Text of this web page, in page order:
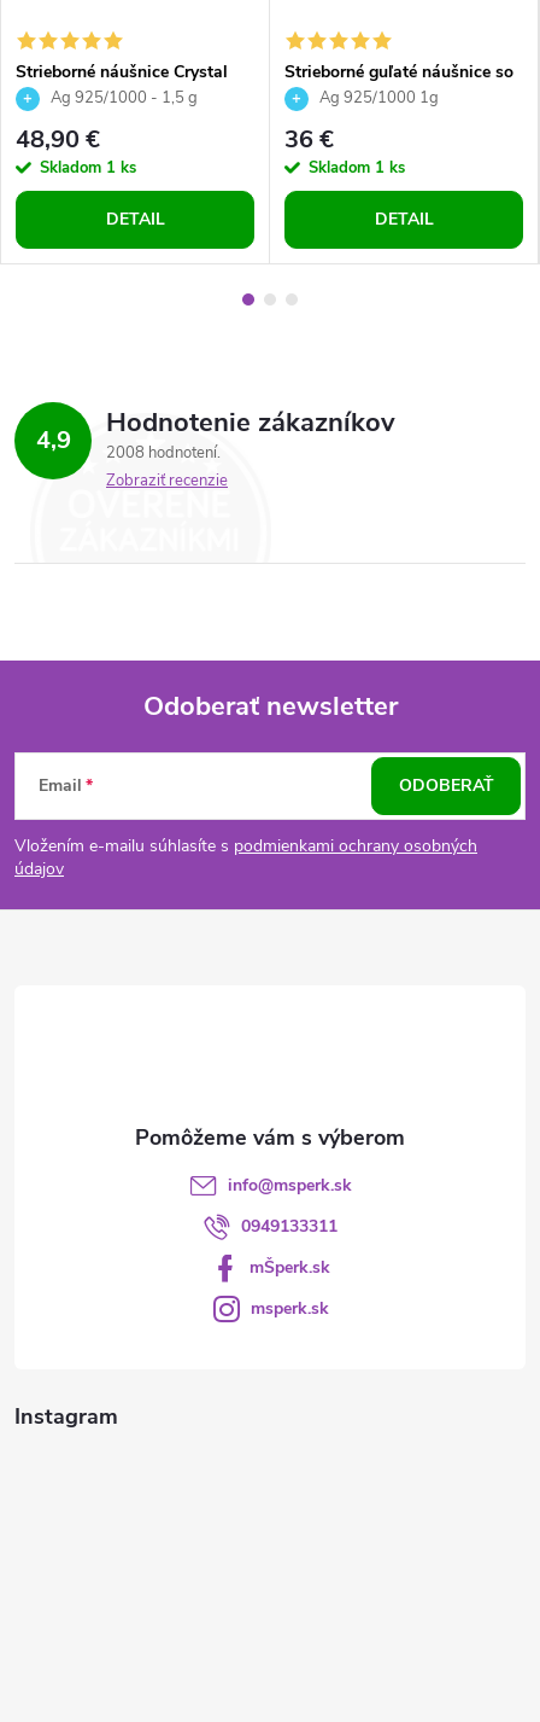
Strieborné náušnice Crystal
Light Chrome
Ag 925/1000 - 1,5 g
48,90 €
Skladom 1 ks
DETAIL
Strieborné guľaté náušnice so
Swarovski crystals - Magic
Ag 925/1000 1g
36 €
Skladom 1 ks
DETAIL
4,9 Hodnotenie zákazníkov
2008 hodnotení
Zobraziť recenzie
Z
á
p
Odoberať newsletter
Email
Vložením e-mailu súhlasíte s podmienkami ochrany osobných
údajov
ODOBERAŤ
Instagram
info@msperk.sk
0949133311
mŠperk.sk
msperk.sk